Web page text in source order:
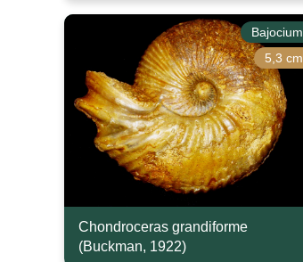
Bajocium
5,3 cm
Chondroceras grandiforme
(Buckman, 1922)